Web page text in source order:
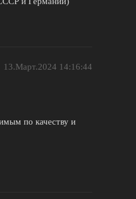
13.Март.2024 14:16:44
по качеству и